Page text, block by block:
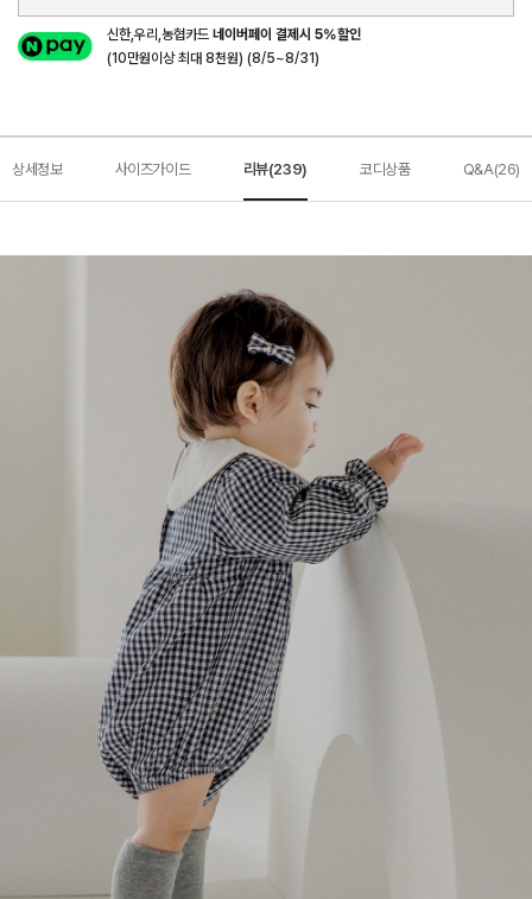
신한,우리,농협카드네이버페이 결제시 5%할인
(10만원이상 최대 8천원) (8/5~8/31)
상세정보 사이즈가이드 리뷰(239) 코디상품 Q&A(26)